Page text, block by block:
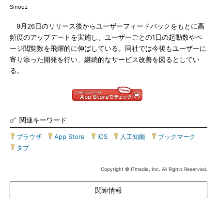
Smooz
9月26日のリリース後からユーザーフィードバックをもとに高
頻度のアップデートを実施し、ユーザーごとの1日の起動数やペ
ージ閲覧数を飛躍的に伸ばしている。同社では今後もユーザーに
寄り添った開発を行い、継続的なサービス改善を図るとしてい
る。
関連キーワード
ブラウザ App Store iOS 人工知能 ブックマーク
タブ
Copyright © ITmedia, Inc. All Rights Reserved.
関連情報